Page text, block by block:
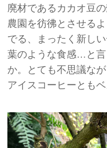
廃材であるカカオ豆
農園を彷彿とさせる
でる、まったく新し
葉のような食感…と言
か。とても不思議な
アイスコーヒーとも